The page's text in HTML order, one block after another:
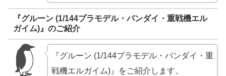
『グルーン (1/144プラモデル・バンダイ・重戦機エル
ガイム)』のご紹介
『グルーン (1/144プラモデル・バンダイ・重
戦機エルガイム)』をご紹介します。